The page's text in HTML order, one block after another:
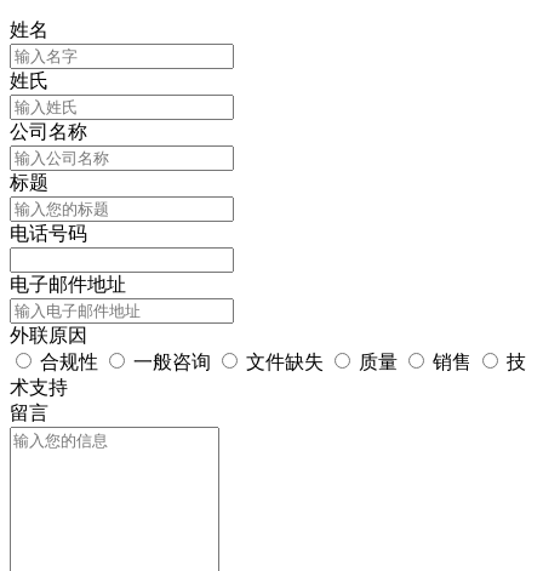
姓名
姓氏
公司名称
标题
电话号码
电子邮件地址
外联原因
合规性
一般咨询 文件缺失 质量 销售
技
术支持
留言